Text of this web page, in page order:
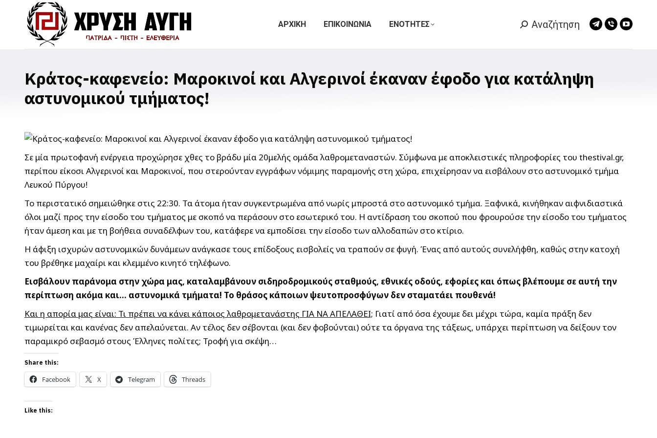
ΑΡΧΙΚΗ ΕΠΙΚΟΙΝΩΝΙΑ ΕΝΟΤΗΤΕΣ Search:
Αναζήτηση
Telegram
Viber
Κράτος-καφενείο: Μαροκινοί και Αλγερινοί έκαναν έφοδο για κατάληψη
αστυνομικού τμήματος!
Σε μία πρωτοφανή ενέργεια προχώρησε χθες το βράδυ μία 20μελής ομάδα λαθρομεταναστών. Σύμφωνα με αποκλειστικές πληροφορίες του thestival.gr,
περίπου είκοσι Αλγερινοί και Μαροκινοί, που στερούνταν εγγράφων νόμιμης παραμονής στη χώρα, επιχείρησαν να εισβάλουν στο αστυνομικό τμήμα
Λευκού Πύργου!
Το περιστατικό σημειώθηκε στις 22:30. Τα άτομα ήταν συγκεντρωμένα από νωρίς μπροστά στο αστυνομικό τμήμα. Ξαφνικά, κινήθηκαν αιφνιδιαστικά
όλοι μαζί προς την είσοδο του τμήματος με σκοπό να περάσουν στο εσωτερικό του. Η αντίδραση του σκοπού που φρουρούσε την είσοδο του τμήματος
ήταν άμεση και με τη βοήθεια συναδέλφων του, κατάφερε να εμποδίσει την είσοδο των αλλοδαπών στο κτίριο.
Η άφιξη ισχυρών αστυνομικών δυνάμεων ανάγκασε τους επίδοξους εισβολείς να τραπούν σε φυγή. Ένας από αυτούς συνελήφθη, καθώς στην κατοχή
του βρέθηκε μαχαίρι και κλεμμένο κινητό τηλέφωνο.
Εισβάλουν παράνομα στην χώρα μας, καταλαμβάνουν σιδηροδρομικούς σταθμούς, εθνικές οδούς, εφορίες και όπως βλέπουμε σε αυτή την
περίπτωση ακόμα και… αστυνομικά τμήματα! Το θράσος κάποιων ψευτοπροσφύγων δεν σταματάει πουθενά!
Και η απορία μας είναι: Τι πρέπει να κάνει κάποιος λαθρομετανάστης ΓΙΑ ΝΑ ΑΠΕΛΑΘΕΙ; Γιατί από όσα έχουμε δει μέχρι τώρα, καμία πράξη δεν
τιμωρείται και κανένας δεν απελαύνεται. Αν τέλος δεν σέβονται (και δεν φοβούνται) ούτε τα όργανα της τάξεως, υπάρχει περίπτωση να δείξουν τον
παραμικρό σεβασμό στους Έλληνες πολίτες; Τροφή για σκέψη…
Share this:
Facebook X Telegram Threads
Like this: